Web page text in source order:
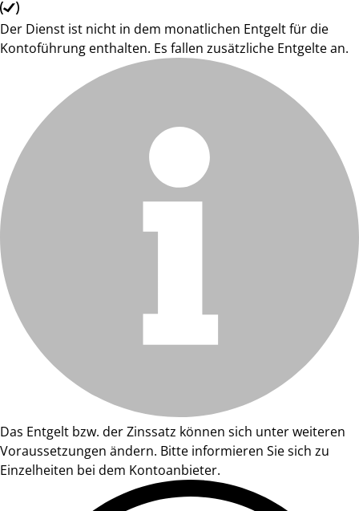
Der Dienst ist nicht in dem monatlichen Entgelt für die
Kontoführung enthalten. Es fallen zusätzliche Entgelte an.
Das Entgelt bzw. der Zinssatz können sich unter weiteren
Voraussetzungen ändern. Bitte informieren Sie sich zu
Einzelheiten bei dem Kontoanbieter.